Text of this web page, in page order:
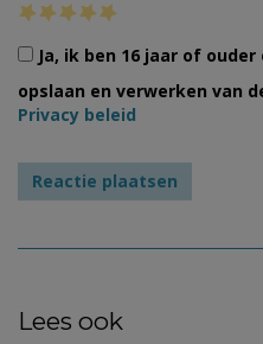
Ja, ik ben 16 jaar of
opslaan en verwerken van
Privacy beleid
Lees ook